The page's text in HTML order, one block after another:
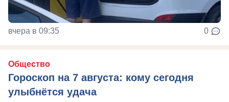
вчера в 09:35 0
Общество
Гороскоп на 7 августа: кому сегодня
улыбнётся удача